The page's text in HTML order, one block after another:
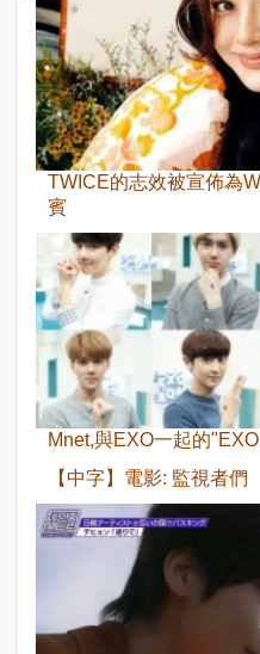
TWICE的志效被宣佈為
賓
Mnet,與EXO一起的
【中字】電影: 監視者們